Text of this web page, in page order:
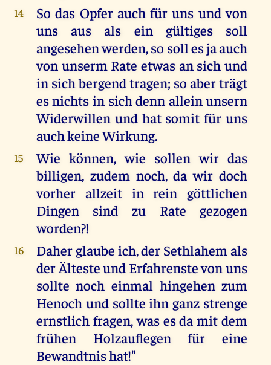
14
So das Opfer auch für uns und von
uns aus als ein gültiges soll
angesehen werden, so soll es ja auch
von unserm Rate etwas an sich und
in sich bergend tragen; so aber trägt
es nichts in sich denn allein unsern
Widerwillen und hat somit für uns
auch keine Wirkung.
15
Wie können, wie sollen wir das
billigen, zudem noch, da wir doch
vorher allzeit in rein göttlichen
Dingen sind zu Rate gezogen
worden?!
16
Daher glaube ich, der Sethlahem als
der Älteste und Erfahrenste von uns
sollte noch einmal hingehen zum
Henoch und sollte ihn ganz strenge
ernstlich fragen, was es da mit dem
frühen Holzauflegen für eine
Bewandtnis hat!"